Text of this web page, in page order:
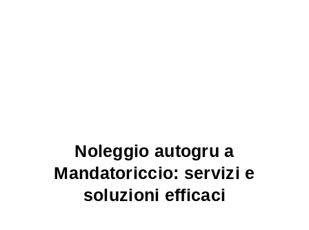
Noleggio autogru a
Mandatoriccio: servizi e
soluzioni efficaci